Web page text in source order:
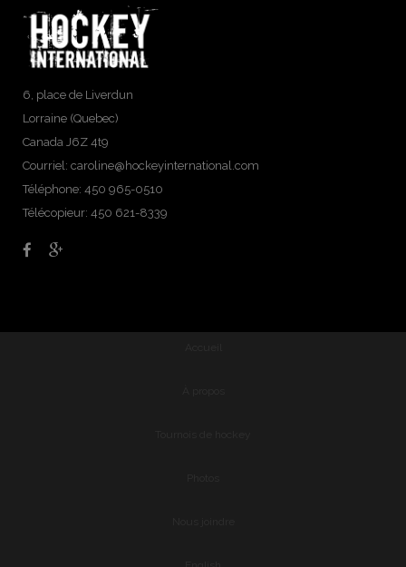
6, place de Liverdun
Lorraine (Quebec)
Canada J6Z 4t9
Courriel: caroline@hockeyinternational.com
Téléphone: 450 965-0510
Télécopieur: 450 621-8339